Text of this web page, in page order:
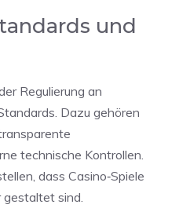
und
Regulierung an
Dazu gehören
technische Kontrollen.
dass Casino‑Spiele
sind.